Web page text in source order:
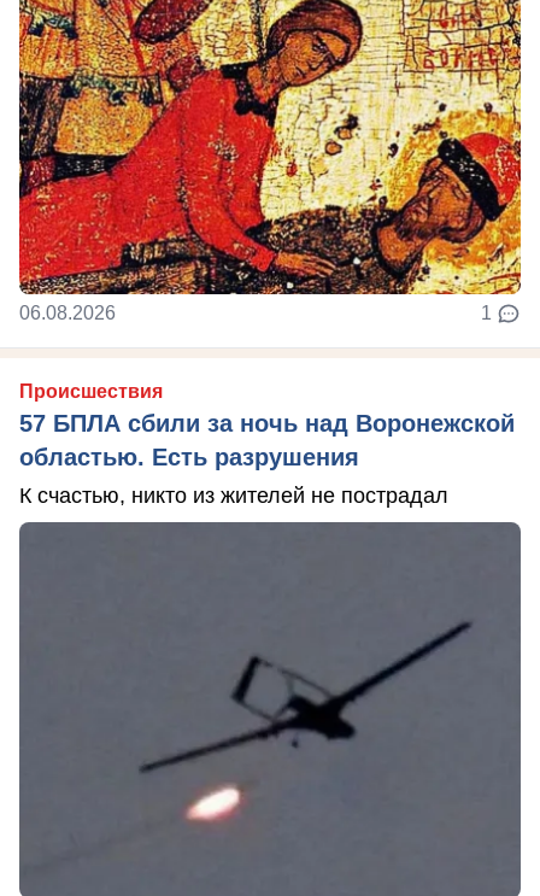
06.08.2026 1
Происшествия
57 БПЛА сбили за ночь над Воронежской
областью. Есть разрушения
К счастью, никто из жителей не пострадал